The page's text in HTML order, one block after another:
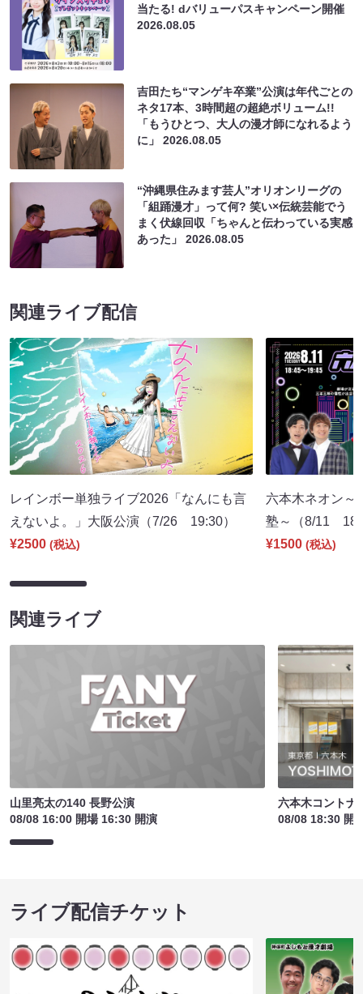
当たる! dバリューパスキャンペーン開催
2026.08.05
吉田たち“マンゲキ卒業”公演は年代ごとの
ネタ17本、3時間超の超絶ボリューム!!
「もうひとつ、大人の漫才師になれるよう
に」2026.08.05
“沖縄県住みます芸人”オリオンリーグの
「組踊漫才」って何? 笑い×伝統芸能でう
まく伏線回収「ちゃんと伝わっている実感
あった」2026.08.05
関連ライブ配信
レインボー単独ライブ2026「なんにも言
えないよ。」大阪公演（7/26 19:30）
¥2500 (税込)
六本木ネオン～
塾～（8/11
¥1500 (税込)
関連ライブ
山里亮太の140 長野公演
08/08 16:00 開場 16:30 開演
六本木コントナ
08/08 18:30 開
ライブ配信チケット